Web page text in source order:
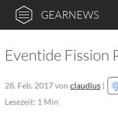
GEARNEWS
Eventide Fission
28. Feb. 2017von claudius |
Lesezeit: 1 Min